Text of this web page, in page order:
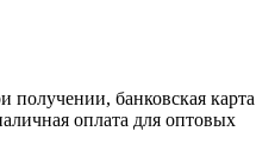
получении, банковская карта
оплата для оптовых